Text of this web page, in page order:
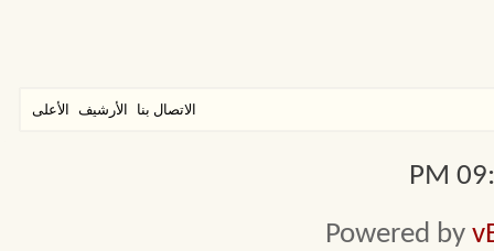
الاتصال بنا الأرشيف الأعلى
Powered by